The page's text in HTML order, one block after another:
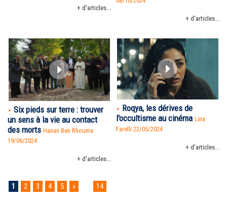
+ d'articles...
+ d'articles...
Six pieds sur terre : trouver
un sens à la vie au contact
des morts Hanan Ben Rhouma
19/06/2024
+ d'articles...
Roqya, les dérives de
l'occultisme au cinéma Lina
Farelli 22/05/2024
+ d'articles...
1 2 3 4 5 » 14